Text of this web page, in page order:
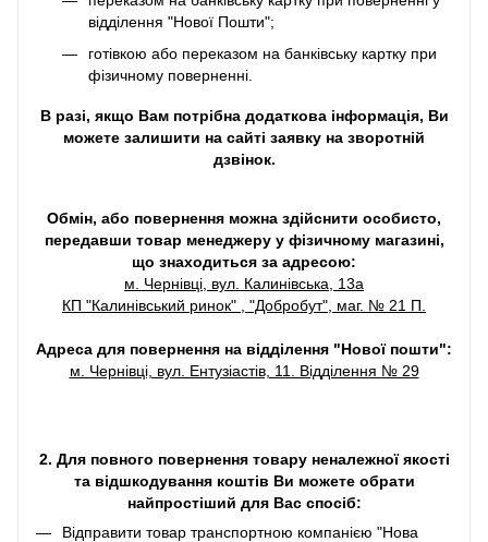
відділення "Нової Пошти";
готівкою або переказом на банківську картку при
фізичному поверненні.
В разі, якщо Вам потрібна додаткова інформація, Ви
можете залишити на сайті заявку на зворотній
дзвінок.
Обмін, або повернення можна здійснити особисто,
передавши товар менеджеру у фізичному магазині,
що знаходиться за адресою:
м. Чернівці, вул. Калинівська, 13а
КП "Калинівський ринок" , "Добробут", маг. № 21 П.
Адреса для повернення на відділення "Нової пошти":
м. Чернівці, вул. Ентузіастів, 11. Відділення № 29
2. Для повного повернення товару неналежної якості
та відшкодування коштів Ви можете обрати
найпростіший для Вас спосіб:
Відправити товар транспортною компанією "Нова